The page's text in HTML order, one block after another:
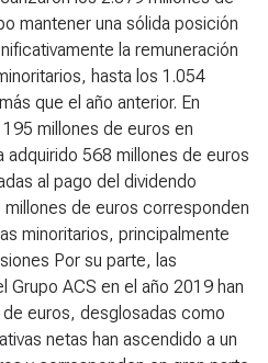
mantener una sólida posición
la remuneración
hasta los 1.054
que el año anterior. En
millones de euros en
568 millones de euros
al pago del dividendo
de euros corresponden
minoritarios, principalmente
Por su parte, las
Grupo ACS en el año 2019 han
euros, desglosadas como
netas han ascendido a un